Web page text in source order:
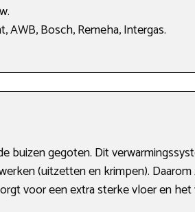
AWB, Bosch, Remeha, Intergas.
buizen gegoten. Dit
(uitzetten en krimpen).
voor een extra sterke vloer en